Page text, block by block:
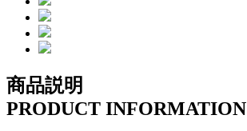
商品説明
PRODUCT INFORMATION